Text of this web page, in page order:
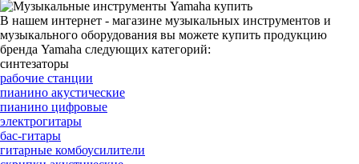
В нашем интернет - магазине музыкальных инструментов и
музыкального оборудования вы можете купить продукцию
бренда Yamaha следующих категорий:
синтезаторы
рабочие станции
пианино акустические
пианино цифровые
электрогитары
бас-гитары
гитарные комбоусилители